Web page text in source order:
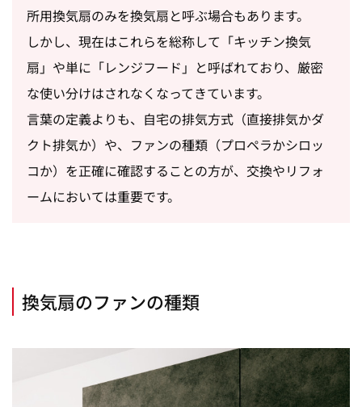
所用換気扇のみを換気扇と呼ぶ場合もあります。
しかし、現在はこれらを総称して「キッチン換気
扇」や単に「レンジフード」と呼ばれており、厳密
な使い分けはされなくなってきています。
言葉の定義よりも、自宅の排気方式（直接排気かダ
クト排気か）や、ファンの種類（プロペラかシロッ
コか）を正確に確認することの方が、交換やリフォ
ームにおいては重要です。
換気扇のファンの種類